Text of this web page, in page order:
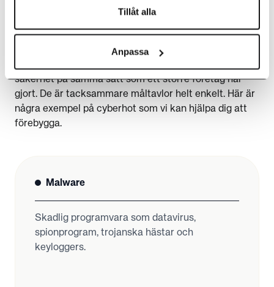
Tillåt alla
Anpassa
drabbas av cyberattacker men faktum är att de som
drabbas allra hårdast är små och medelstora företag.
säkerhet på samma sätt som ett större företag har
gjort. De är tacksammare måltavlor helt enkelt. Här är
några exempel på cyberhot som vi kan hjälpa dig att
förebygga.
Malware
Skadlig programvara som datavirus,
spionprogram, trojanska hästar och
keyloggers.